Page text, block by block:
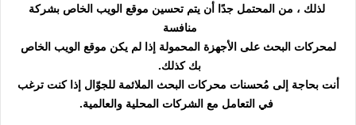
لذلك ، من المحتمل جدًا أن يتم تحسين موقع الويب الخاص بشركة
منافسة
لمحركات البحث على الأجهزة المحمولة إذا لم يكن موقع الويب الخاص
بك كذلك.
أنت بحاجة إلى مُحسنات محركات البحث الملائمة للجوّال إذا كنت ترغب
في التعامل مع الشركات المحلية والعالمية.